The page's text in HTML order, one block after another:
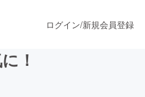
ログイン/新規会員登録
！